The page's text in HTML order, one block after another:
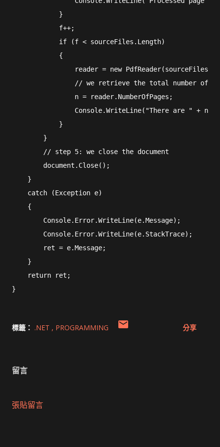
            }
            f++;
            if (f < sourceFiles.Length)
            {
reader = new
// we retrieve the total number of
                n = reader.NumberOfPages;
Console.WriteLine("There are " + n
            }
        }
        // step 5: we close the document
        document.Close();
    }
    catch (Exception e)
    {
        Console.Error.WriteLine(e.Message);
        Console.Error.WriteLine(e.StackTrace);
        ret = e.Message;
    }
    return ret;
}
標籤： .NET PROGRAMMING 分享
留言
張貼留言